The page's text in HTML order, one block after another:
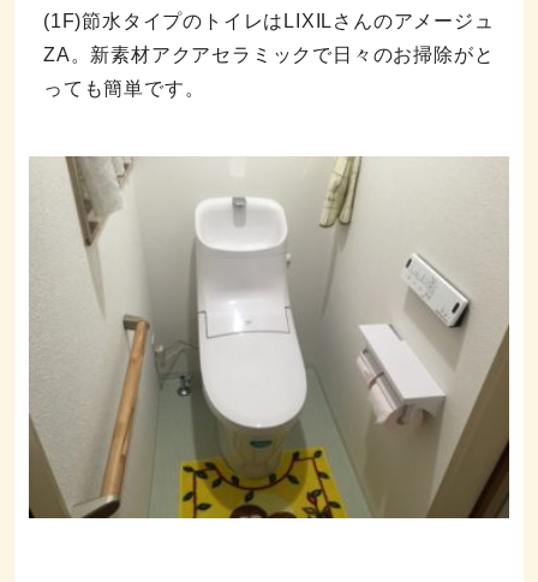
(1F)節水タイプのトイレはLIXILさんのアメージュ
ZA。新素材アクアセラミックで日々のお掃除がと
っても簡単です。